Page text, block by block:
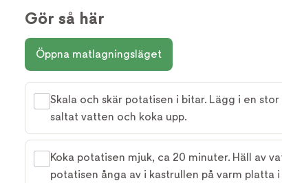
Gör så här
Öppna matlagningsläget
Skala och skär potatisen i bitar. Lägg i en
saltat vatten och koka upp.
Koka potatisen mjuk, ca 20 minuter. Häll av
potatisen ånga av i kastrullen på varm platta